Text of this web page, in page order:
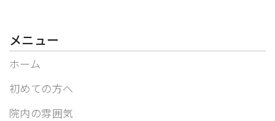
メニュー
ホーム
初めての方へ
院内の雰囲気